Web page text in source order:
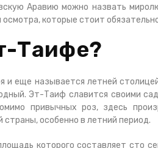
Аравию можно назвать
которые стоит
Таифе?
еще называется летней
Эт-Таиф славится своими
привычных роз, здесь
страны, особенно в летний период.
которого составляет сто